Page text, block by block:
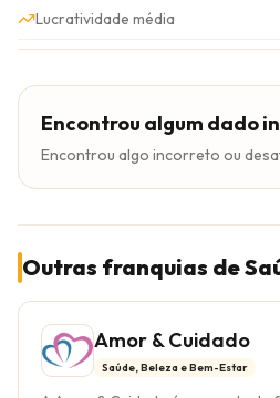
Lucratividade média
Encontrou algum dado
Encontrou algo incorreto ou
Outras franquias de
Amor & Cuidado
Saúde, Beleza e Bem-Estar